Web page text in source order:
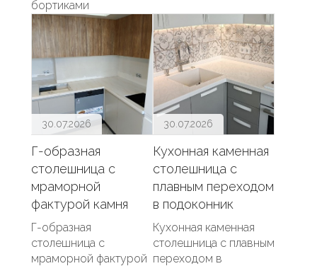
бортиками
30.07.2026
Г-образная
столешница с
мраморной
фактурой камня
Г-образная
столешница с
мраморной фактурой
30.07.2026
Кухонная каменная
столешница с
плавным переходом
в подоконник
Кухонная каменная
столешница с плавным
переходом в